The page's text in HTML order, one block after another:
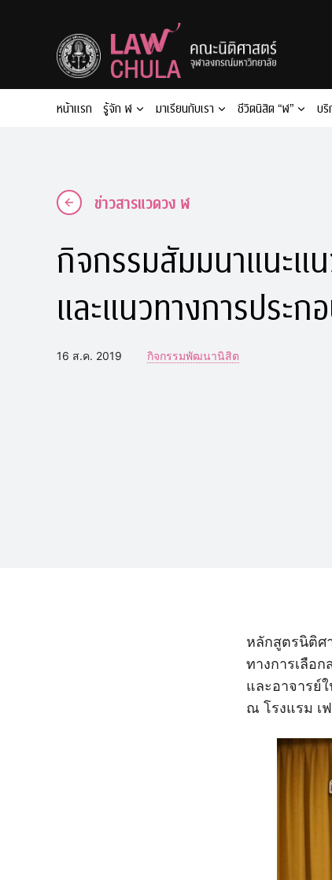
หน้าแรก รู้จัก ฬ มาเรียนกับเรา ชีวิตนิสิต “ฬ” บริ
ข่าวสารแวดวง ฬ
กิจกรรมสัมมนาแนะแน
และแนวทางการประก
16 ส.ค. 2019 กิจกรรมพัฒนานิสิต
หลักสูตรนิติศ
ทางการเลือ
และอาจารย์
ณ โรงแรม เ